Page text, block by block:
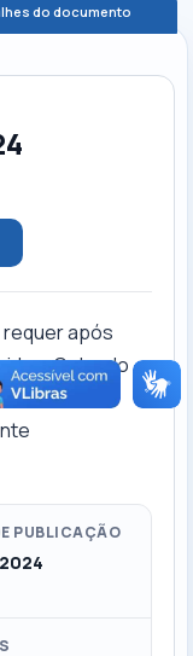
do documento
após
o Colendo
Senhor
PUBLICAÇÃO